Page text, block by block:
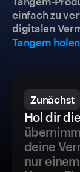
einfach zu
digitalen
Tangem holen
Zunächst
Hol dir
deine
nur